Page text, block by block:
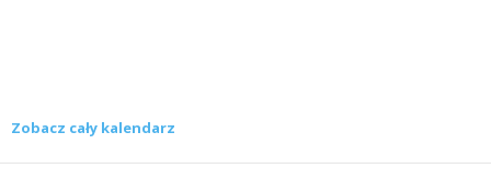
Zobacz cały kalendarz